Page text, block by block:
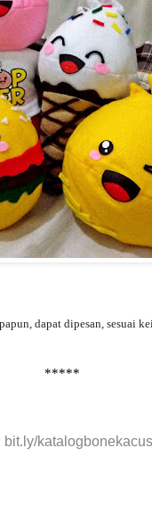
dapat dipesan, sesuai
*****
bit.ly/